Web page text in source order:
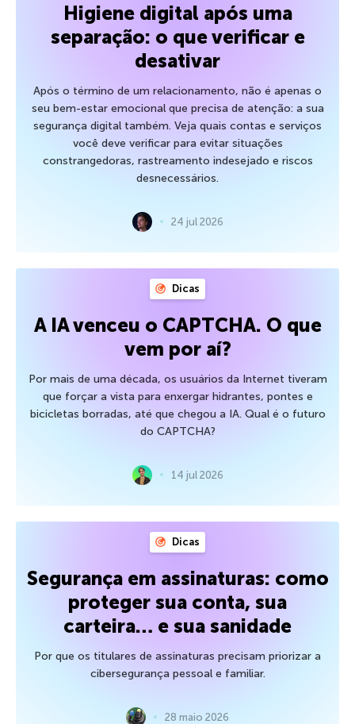
Higiene digital após uma
separação: o que verificar e
desativar
Após o término de um relacionamento, não é apenas o
seu bem-estar emocional que precisa de atenção: a sua
segurança digital também. Veja quais contas e serviços
você deve verificar para evitar situações
constrangedoras, rastreamento indesejado e riscos
desnecessários.
24 jul 2026
Dicas
A IA venceu o CAPTCHA. O que
vem por aí?
Por mais de uma década, os usuários da Internet tiveram
que forçar a vista para enxergar hidrantes, pontes e
bicicletas borradas, até que chegou a IA. Qual é o futuro
do CAPTCHA?
14 jul 2026
Dicas
Segurança em assinaturas: como
proteger sua conta, sua
carteira… e sua sanidade
Por que os titulares de assinaturas precisam priorizar a
cibersegurança pessoal e familiar.
28 maio 2026